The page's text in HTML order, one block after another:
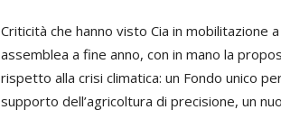
Criticità che hanno visto Cia in
assemblea a fine anno, con in mano la
rispetto alla crisi climatica: un Fondo unico
supporto dell’agricoltura di precisione, un